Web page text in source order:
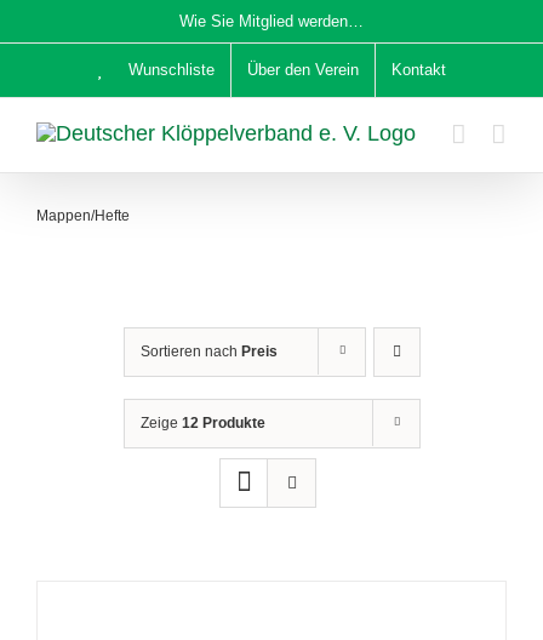
Inhalt
Wie Sie Mitglied werden…
Wunschliste Über den Verein Kontakt
Mappen/Hefte
Sortieren nach Preis
Zeige 12 Produkte